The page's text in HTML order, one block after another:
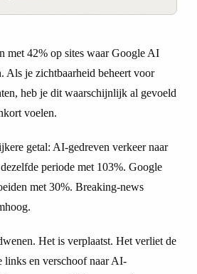
met 42% op sites waar Google AI
Als je zichtbaarheid beheert voor
heb je dit waarschijnlijk al gevoeld
voelen.
getal: AI-gedreven verkeer naar
periode met 103%. Google
met 30%. Breaking-news
Het is verplaatst. Het verliet de
links en verschoof naar AI-